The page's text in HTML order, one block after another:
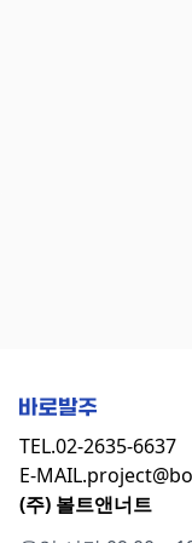
TEL.02-2635-6637
E-MAIL.
(주) 볼트앤너트